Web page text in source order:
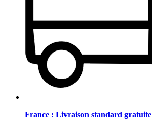
France : Livraison standard gratuite